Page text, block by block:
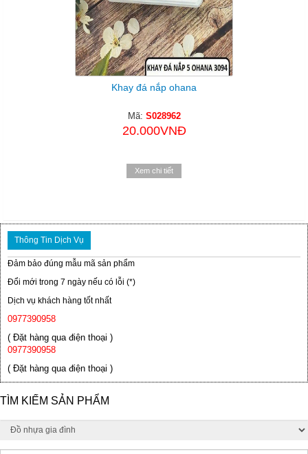
Khay đá nắp ohana
Mã: S028962
20.000VNĐ
Xem chi tiết
Thông Tin Dịch Vụ
Đảm bảo đúng mẫu mã sản phẩm
Đổi mới trong 7 ngày nếu có lỗi (*)
Dịch vụ khách hàng tốt nhất
0977390958
( Đặt hàng qua điện thoại )
0977390958
( Đặt hàng qua điện thoại )
TÌM KIẾM SẢN PHẨM